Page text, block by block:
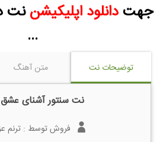
جهتدانلود اپلیکیشن نت
...
توضیحات نت متن آهنگ
نت سنتور آشنای
فروش توسط : ترنم